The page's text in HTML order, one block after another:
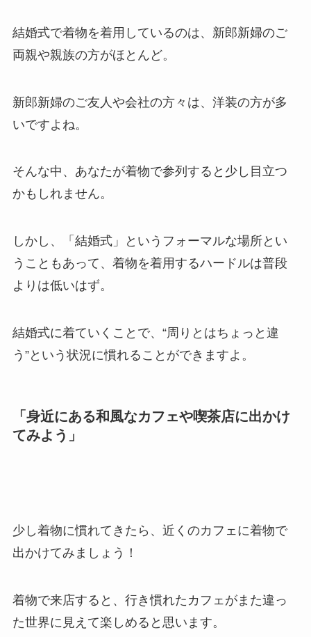
結婚式で着物を着用しているのは、新郎新婦のご
両親や親族の方がほとんど。
新郎新婦のご友人や会社の方々は、洋装の方が多
いですよね。
そんな中、あなたが着物で参列すると少し目立つ
かもしれません。
しかし、「結婚式」というフォーマルな場所とい
うこともあって、着物を着用するハードルは普段
よりは低いはず。
結婚式に着ていくことで、“周りとはちょっと違
う”という状況に慣れることができますよ。
「身近にある和風なカフェや喫茶店に出かけ
てみよう」
少し着物に慣れてきたら、近くのカフェに着物で
出かけてみましょう！
着物で来店すると、行き慣れたカフェがまた違っ
た世界に見えて楽しめると思います。